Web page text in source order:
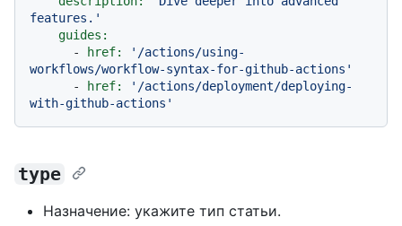
features.'
guides:
-
href:
'/actions/using-
workflows/workflow-syntax-for-github-actions'
-
href:
'/actions/deployment/deploying-
with-github-actions'
type
Назначение: укажите тип статьи.